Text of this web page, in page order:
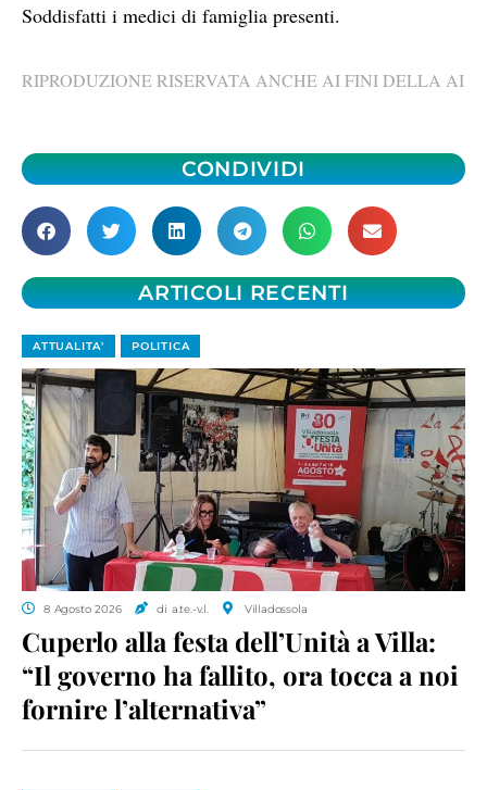
Soddisfatti i medici di famiglia presenti.
RIPRODUZIONE RISERVATA ANCHE AI FINI DELLA AI
CONDIVIDI
ARTICOLI RECENTI
ATTUALITA' POLITICA
8 Agosto 2026 di a.te.-v.l. Villadossola
Cuperlo alla festa dell’Unità a Villa:
“Il governo ha fallito, ora tocca a noi
fornire l’alternativa”